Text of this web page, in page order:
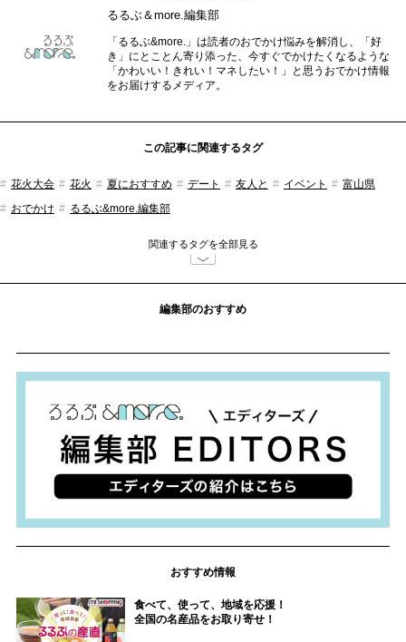
るるぶ＆more.編集部
「るるぶ&more.」は読者のおでかけ悩みを解消し、「好
き」にとことん寄り添った、今すぐでかけたくなるような
「かわいい！きれい！マネしたい！」と思うおでかけ情報
をお届けするメディア。
この記事に関連するタグ
花火大会 花火 夏におすすめ デート 友人と イベント
富山県
おでかけ
るるぶ&more.編集部
関連するタグを全部見る
編集部のおすすめ
おすすめ情報
食べて、使って、地域を応援！
全国の名産品をお取り寄せ！